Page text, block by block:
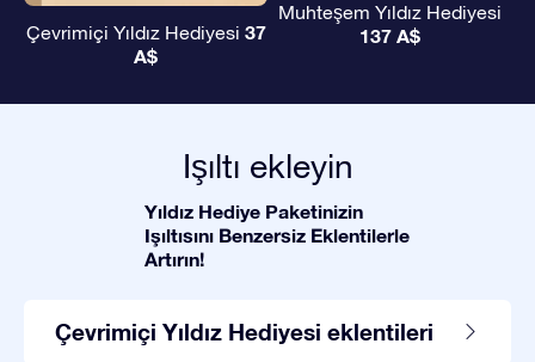
Çevrimiçi Yıldız Hediyesi 37
A$
Muhteşem Yıldız Hediyesi
137 A$
Işıltı ekleyin
Yıldız Hediye Paketinizin
Işıltısını Benzersiz Eklentilerle
Artırın!
Çevrimiçi Yıldız Hediyesi eklentileri